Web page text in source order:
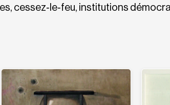
cessez‐​le‐​feu, institutions